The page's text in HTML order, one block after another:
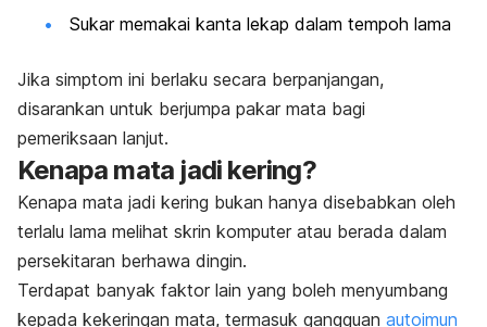
Sukar memakai kanta lekap dalam tempoh lama
Jika simptom ini berlaku secara berpanjangan,
disarankan untuk berjumpa pakar mata bagi
pemeriksaan lanjut.
Kenapa mata jadi kering?
Kenapa mata jadi kering bukan hanya disebabkan oleh
terlalu lama melihat skrin komputer atau berada dalam
persekitaran berhawa dingin.
Terdapat banyak faktor lain yang boleh menyumbang
kepada kekeringan mata, termasuk gangguan autoimun